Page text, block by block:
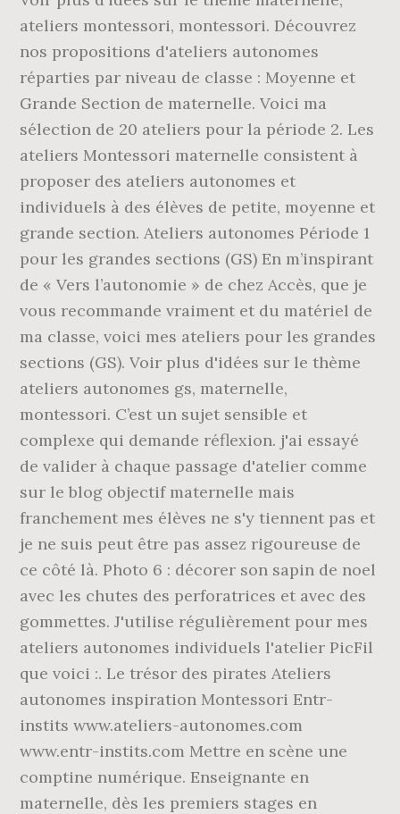
ateliers montessori, montessori. Découvrez
nos propositions d'ateliers autonomes
réparties par niveau de classe : Moyenne et
Grande Section de maternelle. Voici ma
sélection de 20 ateliers pour la période 2. Les
ateliers Montessori maternelle consistent à
proposer des ateliers autonomes et
individuels à des élèves de petite, moyenne et
grande section. Ateliers autonomes Période 1
pour les grandes sections (GS) En m’inspirant
de « Vers l’autonomie » de chez Accès, que je
vous recommande vraiment et du matériel de
ma classe, voici mes ateliers pour les grandes
sections (GS). Voir plus d'idées sur le thème
ateliers autonomes gs, maternelle,
montessori. C’est un sujet sensible et
complexe qui demande réflexion. j'ai essayé
de valider à chaque passage d'atelier comme
sur le blog objectif maternelle mais
franchement mes élèves ne s'y tiennent pas et
je ne suis peut être pas assez rigoureuse de
ce côté là. Photo 6 : décorer son sapin de noel
avec les chutes des perforatrices et avec des
gommettes. J'utilise régulièrement pour mes
ateliers autonomes individuels l'atelier PicFil
que voici :. Le trésor des pirates Ateliers
autonomes inspiration Montessori Entr-
instits www.ateliers-autonomes.com
www.entr-instits.com Mettre en scène une
comptine numérique. Enseignante en
maternelle, dès les premiers stages en